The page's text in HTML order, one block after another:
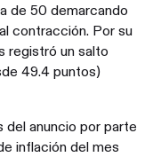
de 50 demarcando
contracción. Por su
registró un salto
49.4 puntos)
del anuncio por parte
inflación del mes